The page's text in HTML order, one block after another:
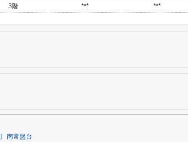
3階
*** ***
南常盤台